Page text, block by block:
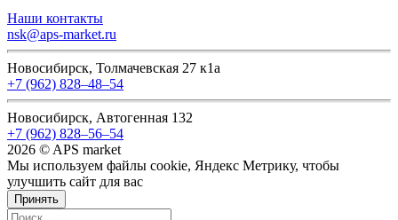
Наши контакты
nsk@aps-market.ru
Новосибирск, Толмачевская 27 к1а
+7 (962) 828‒48‒54
Новосибирск, Автогенная 132
+7 (962) 828‒56‒54
2026 © APS market
Мы используем файлы cookie, Яндекс Метрику, чтобы
улучшить сайт для вас
Принять